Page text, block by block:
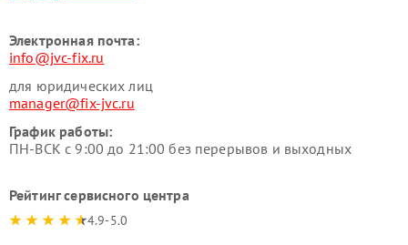
Электронная почта:
info@jvc-fix.ru
для юридических лиц
manager@fix-jvc.ru
График работы:
ПН-ВСК с 9:00 до 21:00 без перерывов и выходных
Рейтинг сервисного центра
4.9-5.0